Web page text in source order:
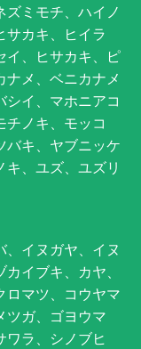
ミモチ、ハイノ
サカキ、ヒイラ
イ、ヒサカキ、ピ
メ、ベニカナメ
イ、マホニアコ
チノキ、モッコ
バキ、ヤブニッケ
、ユズ、ユズリ
イヌガヤ、イヌ
イブキ、カヤ、
ロマツ、コウヤマ
ツガ、ゴヨウマ
ワラ、シノブヒ